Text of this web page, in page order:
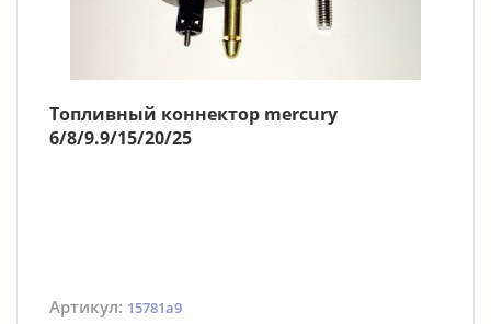
Топливный коннектор mercury
6/8/9.9/15/20/25
Артикул: 15781a9